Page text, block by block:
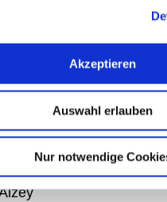
Akzeptieren
Auswahl erlauben
Nur notwendige
auf
e.V.
Straße 4